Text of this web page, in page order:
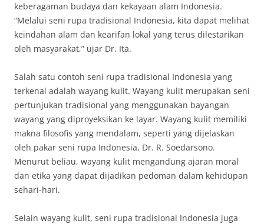
keberagaman budaya dan kekayaan alam Indonesia.
“Melalui seni rupa tradisional Indonesia, kita dapat melihat
keindahan alam dan kearifan lokal yang terus dilestarikan
oleh masyarakat,” ujar Dr. Ita.
Salah satu contoh seni rupa tradisional Indonesia yang
terkenal adalah wayang kulit. Wayang kulit merupakan seni
pertunjukan tradisional yang menggunakan bayangan
wayang yang diproyeksikan ke layar. Wayang kulit memiliki
makna filosofis yang mendalam, seperti yang dijelaskan
oleh pakar seni rupa Indonesia, Dr. R. Soedarsono.
Menurut beliau, wayang kulit mengandung ajaran moral
dan etika yang dapat dijadikan pedoman dalam kehidupan
sehari-hari.
Selain wayang kulit, seni rupa tradisional Indonesia juga